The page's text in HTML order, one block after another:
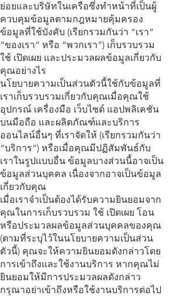
ย่อยและบริษัทในเครือซึ่งทำหน้าที่เป็นผู้
ควบคุมข้อมูลตามกฎหมายคุ้มครอง
ข้อมูลที่ใช้บังคับ (เรียกรวมกันว่า “เรา”
“ของเรา” หรือ “พวกเรา”) เก็บรวบรวม
ใช้ เปิดเผย และประมวลผลข้อมูลเกี่ยวกับ
คุณอย่างไร
นโยบายความเป็นส่วนตัวนี้ใช้กับข้อมูลที่
เราเก็บรวบรวมเกี่ยวกับคุณเมื่อคุณใช้
อุปกรณ์ เครื่องมือ เว็บไซต์ แอปพลิเคชัน
บนมือถือ และผลิตภัณฑ์และบริการ
ออนไลน์อื่นๆ ที่เราจัดให้ (เรียกรวมกันว่า
“บริการ”) หรือเมื่อคุณมีปฏิสัมพันธ์กับ
เราในรูปแบบอื่น ข้อมูลบางส่วนนี้อาจเป็น
ข้อมูลส่วนบุคคล เนื่องจากอาจเป็นข้อมูล
เกี่ยวกับคุณ
เมื่อเราจำเป็นต้องได้รับความยินยอมจาก
คุณในการเก็บรวบรวม ใช้ เปิดเผย โอน
หรือประมวลผลข้อมูลส่วนบุคคลของคุณ
(ตามที่ระบุไว้ในนโยบายความเป็นส่วน
ตัวนี้) คุณจะให้ความยินยอมดังกล่าวโดย
การเข้าถึงและใช้งานบริการ หากคุณไม่
ยินยอมให้มีการประมวลผลดังกล่าว
กรุณาอย่าเข้าถึงหรือใช้งานบริการต่อไป